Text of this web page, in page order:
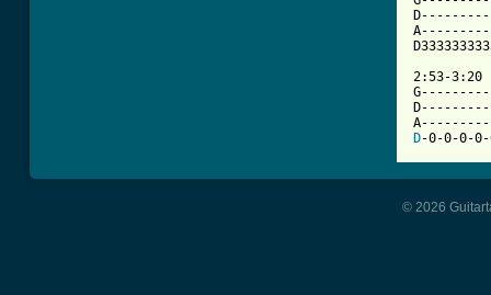
2:53-3:20
D-0-0-0-
© 2026